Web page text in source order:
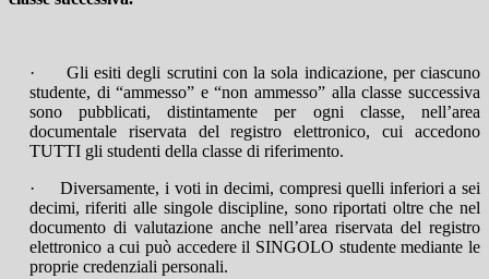
·
Gli esiti degli scrutini con la sola indicazione, per ciascuno
studente, di “ammesso” e “non ammesso” alla classe successiva
sono pubblicati, distintamente per ogni classe, nell’area
documentale riservata del registro elettronico, cui accedono
TUTTI gli studenti della classe di riferimento.
·
Diversamente, i voti in decimi, compresi quelli inferiori a sei
decimi, riferiti alle singole discipline, sono riportati oltre che nel
documento di valutazione anche nell’area riservata del registro
elettronico a cui può accedere il SINGOLO studente mediante le
proprie credenziali personali.